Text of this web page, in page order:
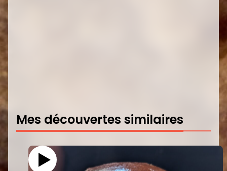
Mes découvertes similaires